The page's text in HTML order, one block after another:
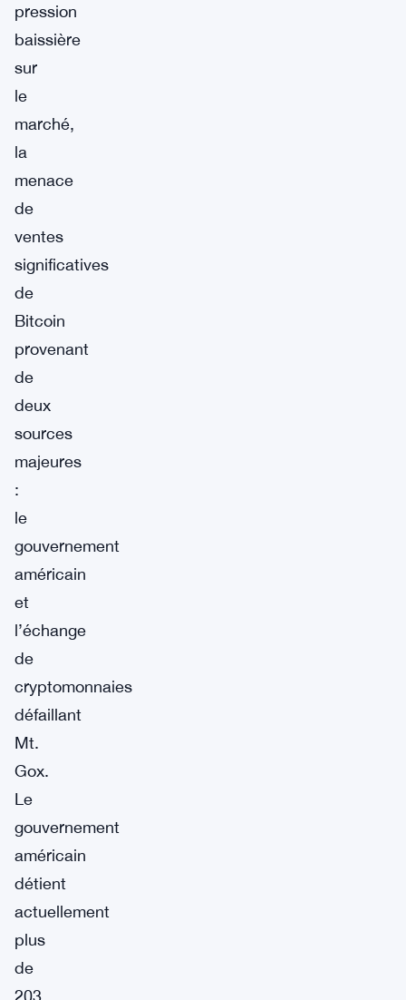
pression
baissière
sur
le
marché,
la
menace
de
ventes
significatives
de
Bitcoin
provenant
de
deux
sources
majeures
:
le
gouvernement
américain
et
l’échange
de
cryptomonnaies
défaillant
Mt.
Gox.
Le
gouvernement
américain
détient
actuellement
plus
de
203